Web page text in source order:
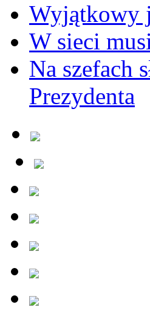
Wyjątkowy
W sieci
Na szefach
Prezydenta